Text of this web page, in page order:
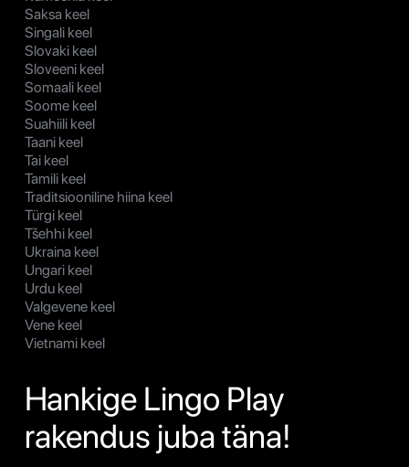
Saksa keel
Singali keel
Slovaki keel
Sloveeni keel
Somaali keel
Soome keel
Suahiili keel
Taani keel
Tai keel
Tamili keel
Traditsiooniline hiina keel
Türgi keel
Tšehhi keel
Ukraina keel
Ungari keel
Urdu keel
Valgevene keel
Vene keel
Vietnami keel
Hankige Lingo Play
rakendus juba täna!